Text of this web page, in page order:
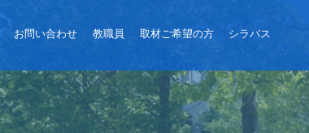
お問い合わせ 教職員 取材ご希望の方 シラバス